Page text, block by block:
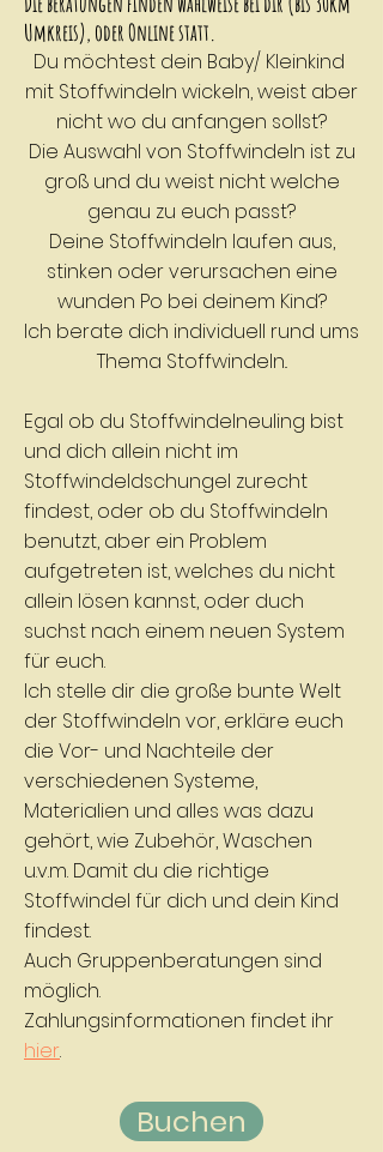
Du möchtest dein Baby/ Kleinkind
mit Stoffwindeln wickeln, weist aber
nicht wo du anfangen sollst?
Die Auswahl von Stoffwindeln ist zu
groß und du weist nicht welche
genau zu euch passt?
Deine Stoffwindeln laufen aus,
stinken oder verursachen eine
wunden Po bei deinem Kind?
Ich berate dich individuell rund ums
Thema Stoffwindeln..
Egal ob du Stoffwindelneuling bist
und dich allein nicht im
Stoffwindeldschungel zurecht
findest, oder ob du Stoffwindeln
benutzt, aber ein Problem
aufgetreten ist, welches du nicht
allein lösen kannst, oder duch
suchst nach einem neuen System
für euch.
Ich stelle dir die große bunte Welt
der Stoffwindeln vor, erkläre euch
die Vor- und Nachteile der
verschiedenen Systeme,
Materialien und alles was dazu
gehört, wie Zubehör, Waschen
u.v.m. Damit du die richtige
Stoffwindel für dich und dein Kind
findest.
Auch Gruppenberatungen sind
möglich.
Zahlungsinformationen findet ihr
hier.
Buchen
Umkreis), oder Online statt.